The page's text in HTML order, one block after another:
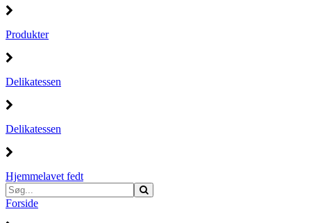
Produkter
Delikatessen
Delikatessen
Hjemmelavet fedt
Forside